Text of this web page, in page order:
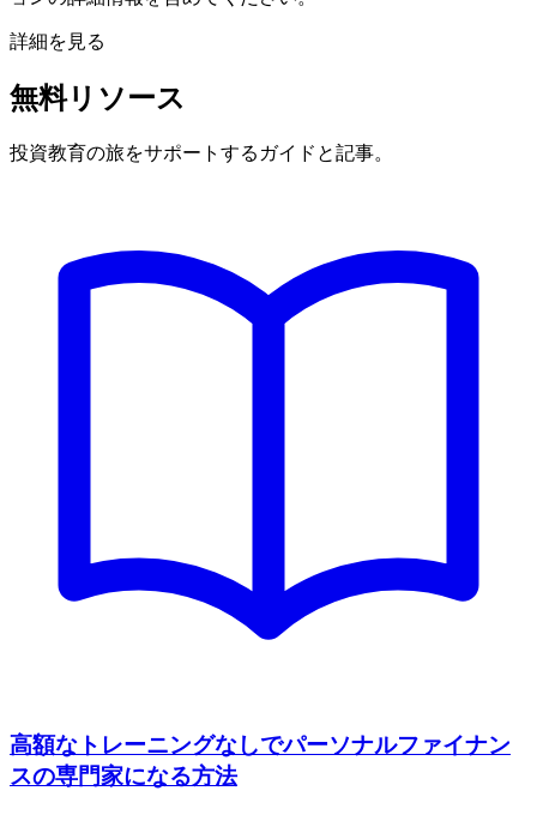
詳細を見る
無料リソース
投資教育の旅をサポートするガイドと記事。
高額なトレーニングなしでパーソナルファイナン
スの専門家になる方法